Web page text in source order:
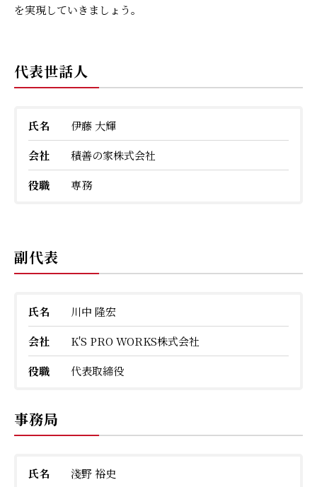
を実現していきましょう。
代表世話人
氏名
伊藤 大輝
会社
積善の家株式会社
役職
専務
副代表
氏名
川中 隆宏
会社
K'S PRO WORKS株式会社
役職
代表取締役
事務局
氏名
淺野 裕史